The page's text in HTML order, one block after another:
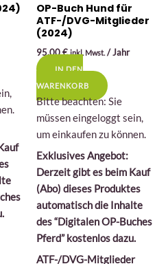
OP-Buch Hund für
ATF-/DVG-Mitglieder
(2024)
95,00€ inkl. Mwst. / Jahr
IN DEN
WARENKORB
Bitte beachten: Sie
müssen eingeloggt sein,
um einkaufen zu können.
Exklusives Angebot:
Derzeit gibt es beim Kauf
(Abo) dieses Produktes
automatisch die Inhalte
des “Digitalen OP-Buches
Pferd” kostenlos dazu.
ATF-/DVG-Mitglieder